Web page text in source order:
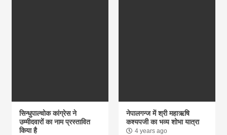
सिन्धुपाल्चोक कांग्रेस ने
उम्मीदवारों का नाम प्रस्तावित
किया है
नेपालगन्ज में श्री महाऋषि
कश्यपजी का भव्य शोभा यात्रा
4 years ago